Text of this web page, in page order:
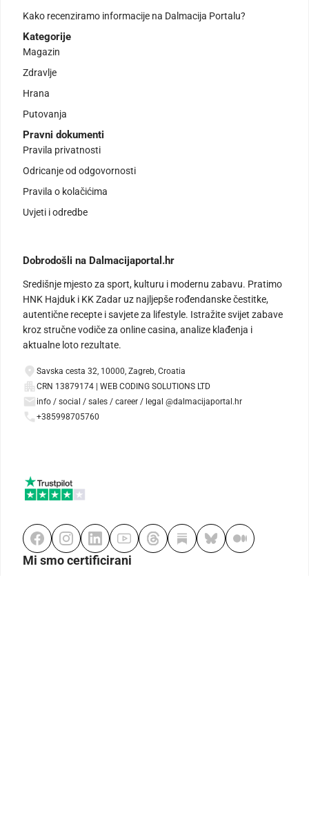
Kako recenziramo informacije na Dalmacija Portalu?
Kategorije
Magazin
Zdravlje
Hrana
Putovanja
Pravni dokumenti
Pravila privatnosti
Odricanje od odgovornosti
Pravila o kolačićima
Uvjeti i odredbe
Dobrodošli na Dalmacijaportal.hr
Središnje mjesto za sport, kulturu i modernu zabavu. Pratimo
HNK Hajduk i KK Zadar uz najljepše rođendanske čestitke,
autentične recepte i savjete za lifestyle. Istražite svijet zabave
kroz stručne vodiče za online casina, analize klađenja i
aktualne loto rezultate.
Savska cesta 32, 10000, Zagreb, Croatia
CRN 13879174 | WEB CODING SOLUTIONS LTD
info / social / sales / career / legal @dalmacijaportal.hr
+385998705760
Mi smo certificirani